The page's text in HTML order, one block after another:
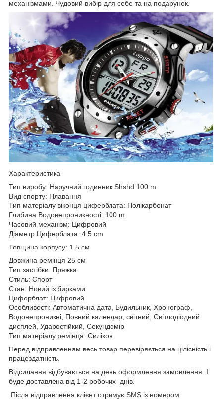
механізмами. Чудовий вибір для себе та на подарунок.
Характеристика
Тип виробу: Наручний годинник Shshd 100 m
Вид спорту: Плавання
Тип матеріалу віконця циферблата: Полікарбонат
Глибина Водонепроникності: 100 m
Часовий механізм: Цифровий
Діаметр Циферблата: 4.5 cm
Товщина корпусу: 1.5 см
Довжина ремінця 25 см
Тип застібки: Пряжка
Стиль: Спорт
Стан: Новий із бирками
Циферблат: Цифровий
Особливості: Автоматична дата, Будильник, Хронограф,
Водонепроникні, Повний календар, світний, Світлодіодний
дисплей, Ударостійкий, Секундомір
Тип матеріалу ремінця: Силікон
Перед відправленням весь товар перевіряється на цілісність і
працездатність.
Відсилання відбувається на день оформлення замовлення. І
буде доставлена від 1-2 робочих днів.
Після відправлення клієнт отримує SMS із номером